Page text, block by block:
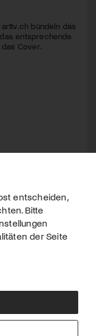
bündeln das
entsprechende
Cover.
Impressum
entscheiden,
Bitte
der Seite